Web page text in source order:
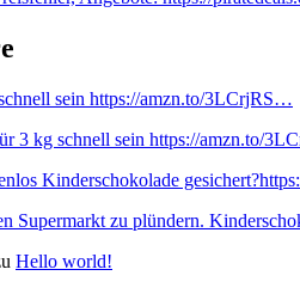
sein https://amzn.to/3LCrjRS…
3 kg schnell sein https://amzn.to/
Kinderschokolade
Supermarkt zu plündern.
Hello world!